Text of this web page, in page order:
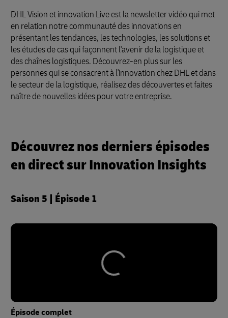
DHL Vision et innovation Live est la newsletter vidéo qui met
en relation notre communauté des innovations en
présentant les tendances, les technologies, les solutions et
les études de cas qui façonnent l'avenir de la logistique et
des chaînes logistiques. Découvrez-en plus sur les
personnes qui se consacrent à l'innovation chez DHL et dans
le secteur de la logistique, réalisez des découvertes et faites
naître de nouvelles idées pour votre entreprise.
Découvrez nos derniers épisodes
en direct sur Innovation Insights
Saison 5 | Épisode 1
Épisode complet